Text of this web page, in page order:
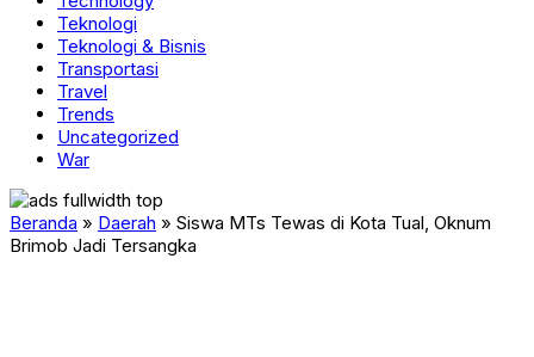
Teknologi
Teknologi & Bisnis
Transportasi
Travel
Trends
Uncategorized
War
Beranda » Daerah » Siswa MTs Tewas di Kota Tual, Oknum
Brimob Jadi Tersangka